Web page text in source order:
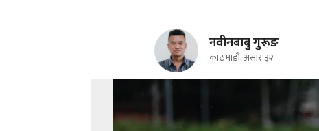
नवीनबाबु गुरूङ
काठमाडौं, असार ३२